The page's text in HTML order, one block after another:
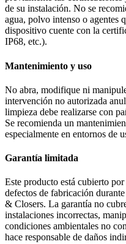
de su instalación. No se
agua, polvo intenso o agentes
dispositivo cuente con la
IP68, etc.).
Mantenimiento y uso
No abra, modifique ni
intervención no autorizada
limpieza debe realizarse con
Se recomienda un
especialmente en entornos de
Garantía limitada
Este producto está cubierto
defectos de fabricación
& Closers. La garantía no
instalaciones incorrectas,
condiciones ambientales no
hace responsable de daños